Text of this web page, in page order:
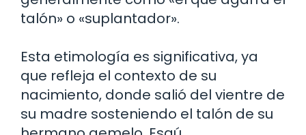
talón» o «suplantador».
Esta etimología es significativa, ya
que refleja el contexto de su
nacimiento, donde salió del vientre de
su madre sosteniendo el talón de su